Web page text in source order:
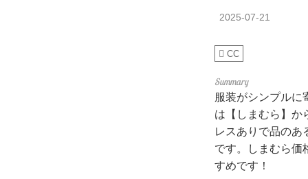
2025-07-21
CC
服装がシンプルに
は【しまむら】か
レスありで品のあ
です。しまむら価
すめです！